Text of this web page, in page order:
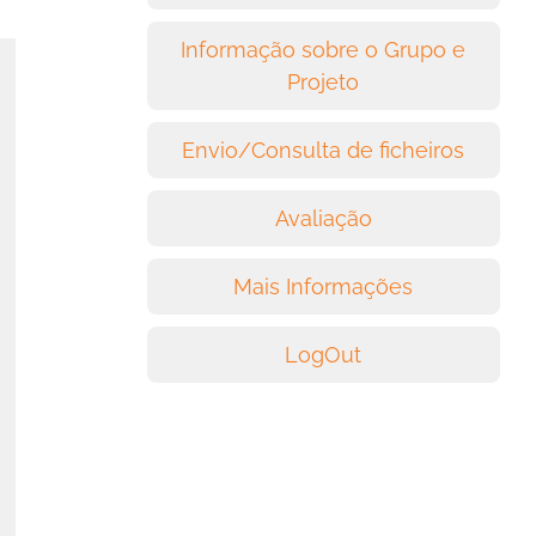
Informação sobre o Grupo e
Projeto
Envio/Consulta de ficheiros
Avaliação
Mais Informações
LogOut